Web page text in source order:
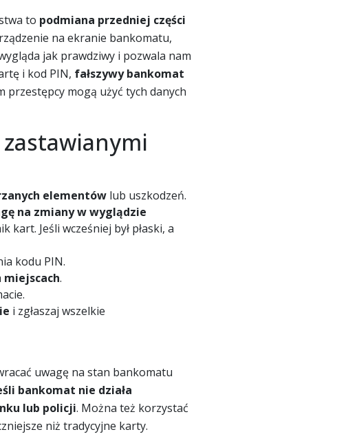
to podmiana przedniej części
na ekranie bankomatu,
jak prawdziwy i pozwala nam
i kod PIN, fałszywy bankomat
przestępcy mogą użyć tych danych
elementówlub uszkodzeń.
na zmiany w wyglądzie
kart. Jeśli wcześniej był płaski, a
kodu PIN.
miejscach.
i zgłaszaj wszelkie
uwagę na stan bankomatu
bankomat nie działa
lub policji. Można też korzystać
niż tradycyjne karty.